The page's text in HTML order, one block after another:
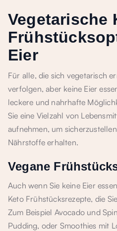
Vegetarische
Eier
Für alle, die sich vegetarisch
verfolgen, aber keine Eier
leckere und nahrhafte
Sie eine Vielzahl von
aufnehmen, um
Nährstoffe erhalten.
Vegane
Auch wenn Sie keine Eier
Keto Frühstücksrezepte, die
Zum Beispiel Avocado und
Pudding, oder Smoothies mit